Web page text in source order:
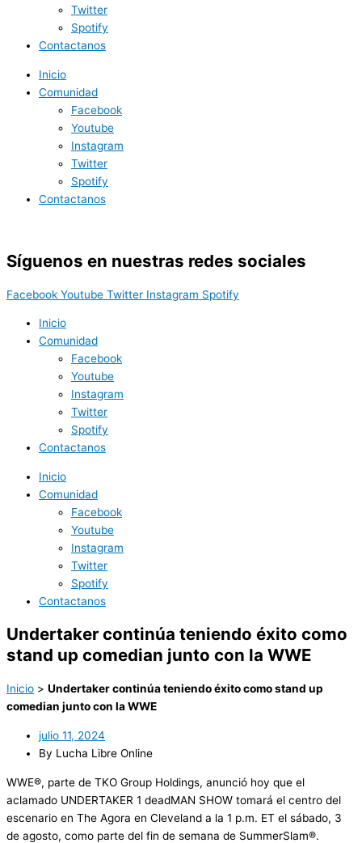
Twitter
Spotify
Contactanos
Inicio
Comunidad
Facebook
Youtube
Instagram
Twitter
Spotify
Contactanos
Síguenos en nuestras redes sociales
Facebook Youtube Twitter Instagram Spotify
Inicio
Comunidad
Facebook
Youtube
Instagram
Twitter
Spotify
Contactanos
Inicio
Comunidad
Facebook
Youtube
Instagram
Twitter
Spotify
Contactanos
Undertaker continúa teniendo éxito como
stand up comedian junto con la WWE
Inicio > Undertaker continúa teniendo éxito como stand up
comedian junto con la WWE
julio 11, 2024
By Lucha Libre Online
WWE®, parte de TKO Group Holdings, anunció hoy que el
aclamado UNDERTAKER 1 deadMAN SHOW tomará el centro del
escenario en The Agora en Cleveland a la 1 p.m. ET el sábado, 3
de agosto, como parte del fin de semana de SummerSlam®.